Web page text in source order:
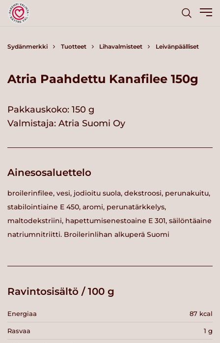
Sydänmerkki Tuotteet Lihavalmisteet Leivänpäälliset
Atria Paahdettu Kanafilee 150g
Pakkauskoko: 150 g
Valmistaja: Atria Suomi Oy
Ainesosaluettelo
broilerinfilee, vesi, jodioitu suola, dekstroosi, perunakuitu,
stabilointiaine E 450, aromi, perunatärkkelys,
maltodekstriini, hapettumisenestoaine E 301, säilöntäaine
natriumnitriitti. Broilerinlihan alkuperä Suomi
Ravintosisältö / 100 g
Energiaa 87 kcal
Rasvaa 1 g